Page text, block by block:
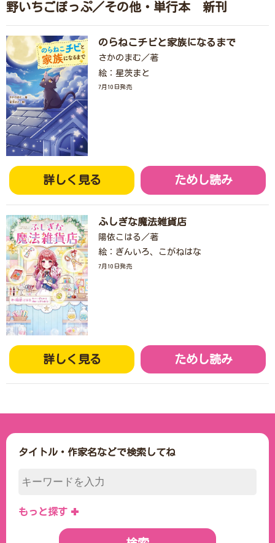
野いちごぽっぷ／その他・単行本 新刊
のらねこチビと家族になるまで
さかのまむ／著
絵：星茨まと
7月10日発売
詳しく見る ためし読み
ふしぎな魔法雑貨店
陽依こはる／著
絵：ぎんいろ、こがねはな
7月10日発売
詳しく見る ためし読み
タイトル・作家名などで検索してね
もっと探す
刊行年月日で検索